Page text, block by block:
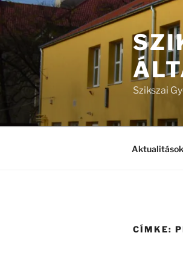
Tartalomhoz
Szikszai
Aktualitások
CÍMKE: